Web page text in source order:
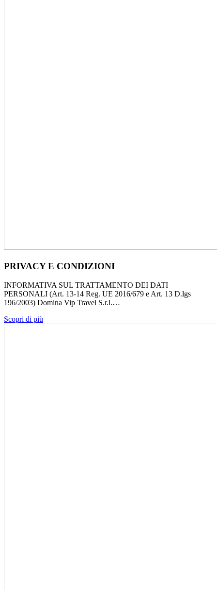
PRIVACY E CONDIZIONI
INFORMATIVA SUL TRATTAMENTO DEI DATI
PERSONALI (Art. 13-14 Reg. UE 2016/679 e Art. 13 D.lgs
196/2003) Domina Vip Travel S.r.l.…
Scopri di più